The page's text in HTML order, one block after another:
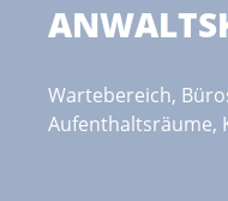
Wartebereich,
Aufenthaltsräume,